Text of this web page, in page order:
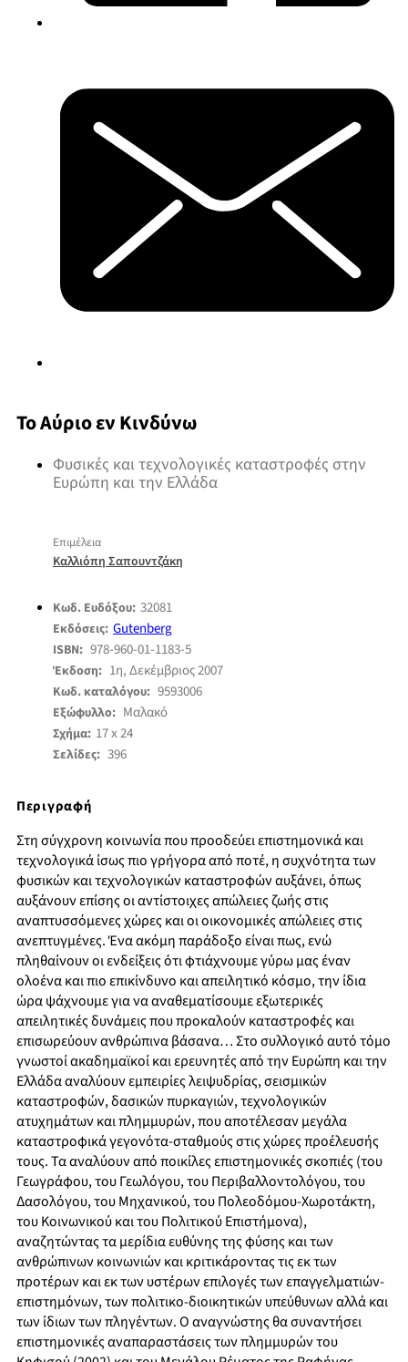
Το Αύριο εν Κινδύνω
Φυσικές και τεχνολογικές καταστροφές στην
Ευρώπη και την Ελλάδα
Επιμέλεια
Καλλιόπη Σαπουντζάκη
Κωδ. Ευδόξου: 32081
Εκδόσεις: Gutenberg
ISBN: 978-960-01-1183-5
Έκδοση: 1η, Δεκέμβριος 2007
Κωδ. καταλόγου: 9593006
Εξώφυλλο: Μαλακό
Σχήμα: 17 x 24
Σελίδες: 396
Περιγραφή
Στη σύγχρονη κοινωνία που προοδεύει επιστημονικά και
τεχνολογικά ίσως πιο γρήγορα από ποτέ, η συχνότητα των
φυσικών και τεχνολογικών καταστροφών αυξάνει, όπως
αυξάνουν επίσης οι αντίστοιχες απώλειες ζωής στις
αναπτυσσόμενες χώρες και οι οικονομικές απώλειες στις
ανεπτυγμένες. Ένα ακόμη παράδοξο είναι πως, ενώ
πληθαίνουν οι ενδείξεις ότι φτιάχνουμε γύρω μας έναν
ολοένα και πιο επικίνδυνο και απειλητικό κόσμο, την ίδια
ώρα ψάχνουμε για να αναθεματίσουμε εξωτερικές
απειλητικές δυνάμεις που προκαλούν καταστροφές και
επισωρεύουν ανθρώπινα βάσανα… Στο συλλογικό αυτό τόμο
γνωστοί ακαδημαϊκοί και ερευνητές από την Ευρώπη και την
Ελλάδα αναλύουν εμπειρίες λειψυδρίας, σεισμικών
καταστροφών, δασικών πυρκαγιών, τεχνολογικών
ατυχημάτων και πλημμυρών, που αποτέλεσαν μεγάλα
καταστροφικά γεγονότα-σταθμούς στις χώρες προέλευσής
τους. Τα αναλύουν από ποικίλες επιστημονικές σκοπιές (του
Γεωγράφου, του Γεωλόγου, του Περιβαλλοντολόγου, του
Δασολόγου, του Μηχανικού, του Πολεοδόμου-Χωροτάκτη,
του Κοινωνικού και του Πολιτικού Επιστήμονα),
αναζητώντας τα μερίδια ευθύνης της φύσης και των
ανθρώπινων κοινωνιών και κριτικάροντας τις εκ των
προτέρων και εκ των υστέρων επιλογές των επαγγελματιών-
επιστημόνων, των πολιτικο-διοικητικών υπεύθυνων αλλά και
των ίδιων των πληγέντων. Ο αναγνώστης θα συναντήσει
επιστημονικές αναπαραστάσεις των πλημμυρών του